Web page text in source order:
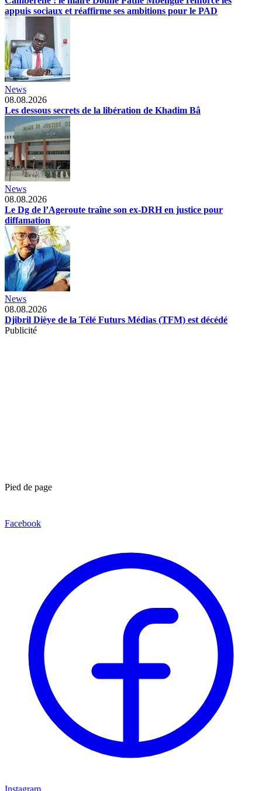
appuis sociaux et réaffirme ses ambitions pour le PAD
News
08.08.2026
Les dessous secrets de la libération de Khadim Bâ
News
08.08.2026
Le Dg de l’Ageroute traîne son ex-DRH en justice pour
diffamation
News
08.08.2026
Djibril Dièye de la Télé Futurs Médias (TFM) est décédé
Publicité
Pied de page
Facebook
Instagram